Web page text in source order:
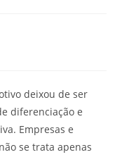
deixou de ser
diferenciação e
Empresas e
se trata apenas